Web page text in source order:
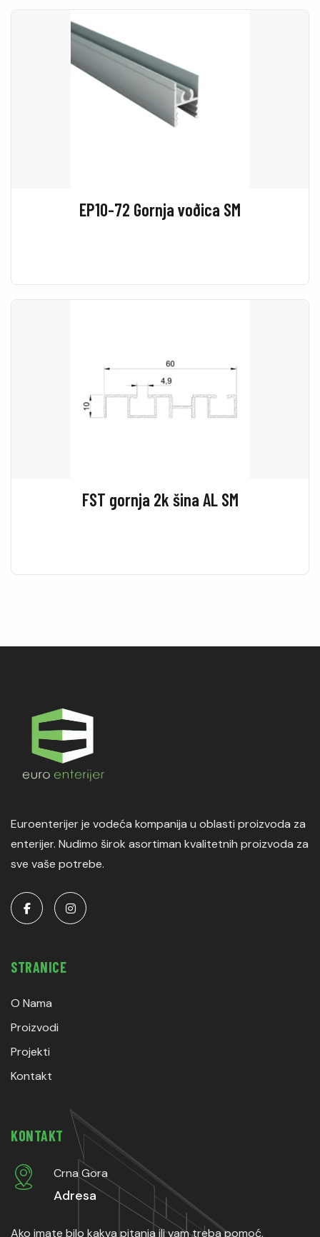
EP10-72 Gornja voðica SM
FST gornja 2k šina AL SM
Euroenterijer je vodeća kompanija u oblasti proizvoda za
enterijer. Nudimo širok asortiman kvalitetnih proizvoda za
sve vaše potrebe.
STRANICE
O Nama
Proizvodi
Projekti
Kontakt
KONTAKT
Crna Gora
Adresa
Ako imate bilo kakva pitanja ili vam treba pomoć,